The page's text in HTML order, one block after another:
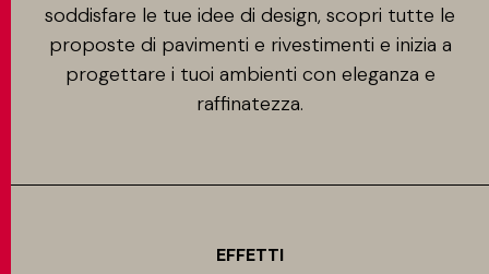
soddisfare le tue idee di design, scopri tutte le
proposte di pavimenti e rivestimenti e inizia a
progettare i tuoi ambienti con eleganza e
raffinatezza.
EFFETTI